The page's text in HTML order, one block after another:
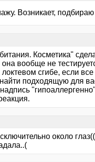
Возникает, подбираю
Косметика"
вообще не
сгибе, если
подходящую для
около глаз((